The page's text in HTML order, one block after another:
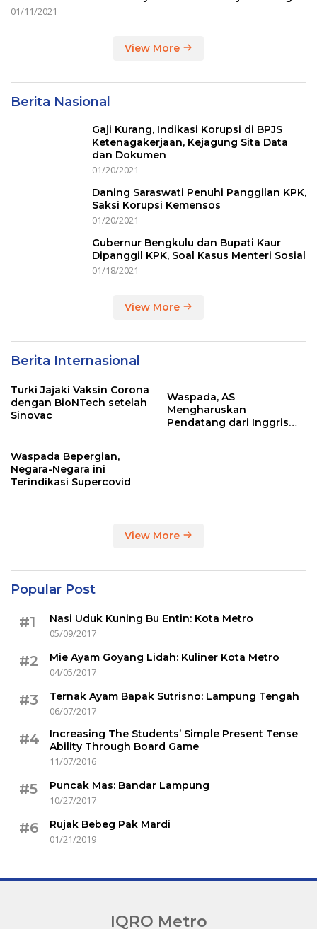
01/11/2021
View More
Berita Nasional
Gaji Kurang, Indikasi Korupsi di BPJS
Ketenagakerjaan, Kejagung Sita Data
dan Dokumen
01/20/2021
Daning Saraswati Penuhi Panggilan KPK,
Saksi Korupsi Kemensos
01/20/2021
Gubernur Bengkulu dan Bupati Kaur
Dipanggil KPK, Soal Kasus Menteri Sosial
01/18/2021
View More
Berita Internasional
Turki Jajaki Vaksin Corona
dengan BioNTech setelah
Sinovac
Waspada, AS
Mengharuskan
Pendatang dari Inggris
Waspada Bepergian,
Negara-Negara ini
Terindikasi Supercovid
View More
Popular Post
#1
Nasi Uduk Kuning Bu Entin: Kota Metro
05/09/2017
#2
Mie Ayam Goyang Lidah: Kuliner Kota Metro
04/05/2017
#3
Ternak Ayam Bapak Sutrisno: Lampung Tengah
06/07/2017
#4
Increasing The Students’ Simple Present Tense
Ability Through Board Game
11/07/2016
#5
Puncak Mas: Bandar Lampung
10/27/2017
#6
Rujak Bebeg Pak Mardi
01/21/2019
IQRO Metro